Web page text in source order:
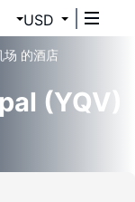
USD
的酒店
(YQV)